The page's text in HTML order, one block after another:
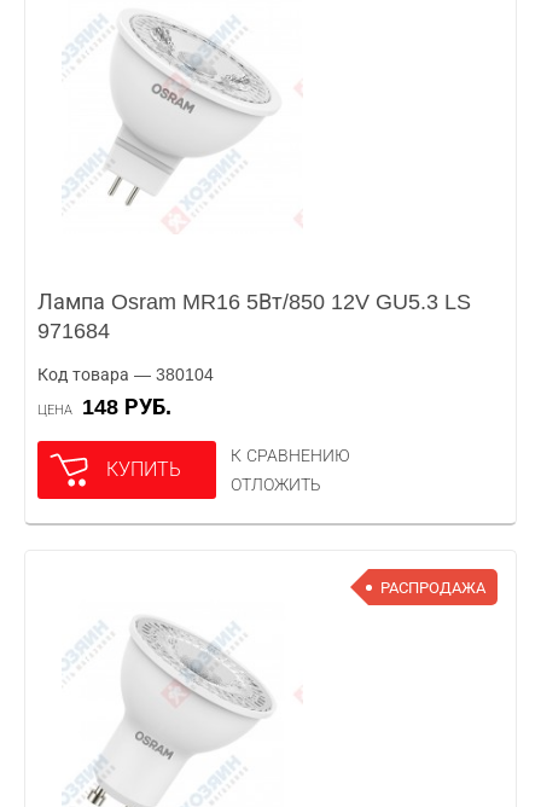
Лампа Osram MR16 5Вт/850 12V GU5.3 LS
971684
Код товара — 380104
ЦЕНА 148 РУБ.
КУПИТЬ
К СРАВНЕНИЮ
ОТЛОЖИТЬ
РАСПРОДАЖА